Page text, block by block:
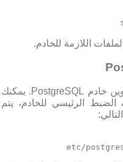
اللازمة للخادم.
بعد التثبيت، يجب عليك تجهيز وتكوين خادم PostgreSQL. يمكنك
الرئيسي للخادم، يتم